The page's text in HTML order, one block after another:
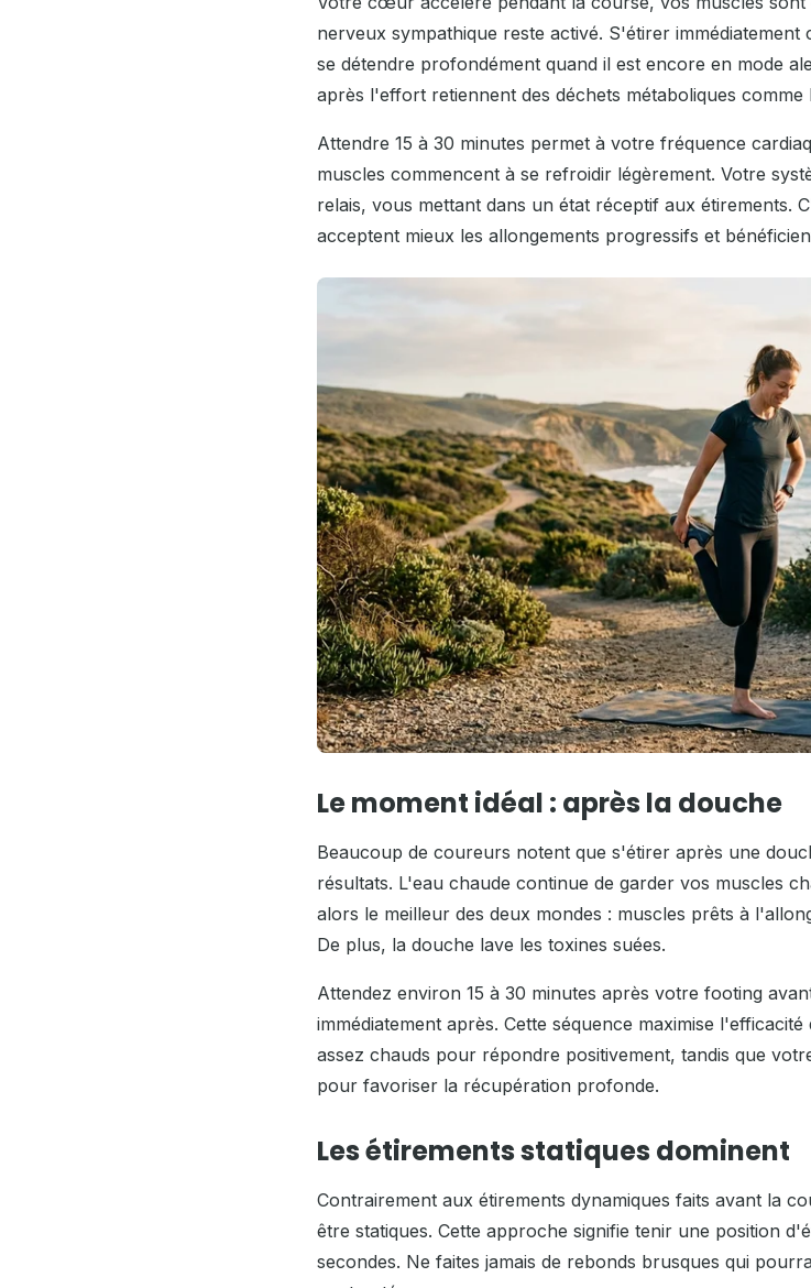
nerveux sympathique reste activé. S'étirer
se détendre profondément quand il est encore en mode
après l'effort retiennent des déchets métaboliques comme
Attendre 15 à 30 minutes permet à votre fréquence
muscles commencent à se refroidir légèrement. Votre
relais, vous mettant dans un état réceptif aux étirements.
acceptent mieux les allongements progressifs et
Le moment idéal : après la douche
Beaucoup de coureurs notent que s'étirer après une
résultats. L'eau chaude continue de garder vos muscles
alors le meilleur des deux mondes : muscles prêts à
De plus, la douche lave les toxines suées.
Attendez environ 15 à 30 minutes après votre footing
immédiatement après. Cette séquence maximise
assez chauds pour répondre positivement, tandis que
pour favoriser la récupération profonde.
Les étirements statiques dominent
Contrairement aux étirements dynamiques faits avant la
être statiques. Cette approche signifie tenir une position
secondes. Ne faites jamais de rebonds brusques qui